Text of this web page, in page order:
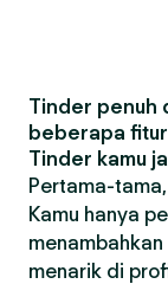
Tinder penuh
beberapa
Tinder kamu
Pertama-
Kamu hanya
menarik di